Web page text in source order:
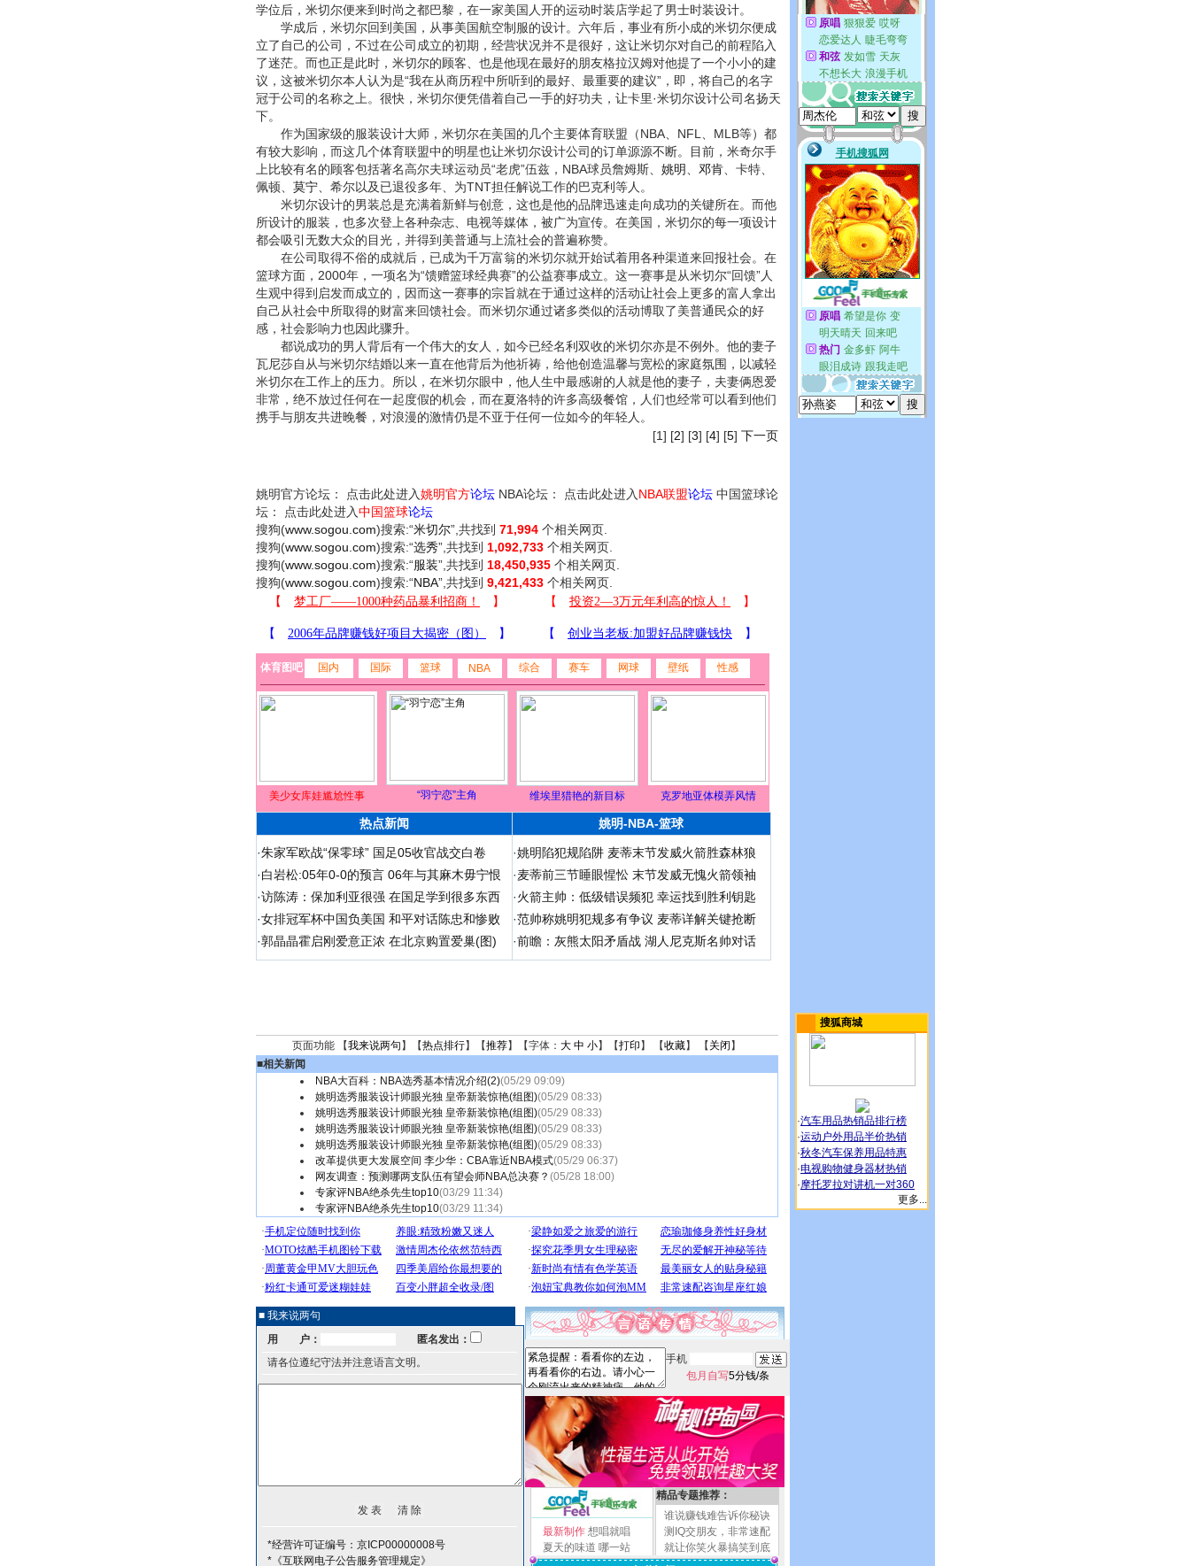
学位后，米切尔便来到时尚之都巴黎，在一家美国人开的运动时装店学起了男士时装设计。
学成后，米切尔回到美国，从事美国航空制服的设计。六年后，事业有所小成的米切尔便成
立了自己的公司，不过在公司成立的初期，经营状况并不是很好，这让米切尔对自己的前程陷入
了迷茫。而也正是此时，米切尔的顾客、也是他现在最好的朋友格拉汉姆对他提了一个小小的建
议，这被米切尔本人认为是“我在从商历程中所听到的最好、最重要的建议”，即，将自己的名字
冠于公司的名称之上。很快，米切尔便凭借着自己一手的好功夫，让卡里·米切尔设计公司名扬天
下。
作为国家级的服装设计大师，米切尔在美国的几个主要体育联盟（NBA、NFL、MLB等）都
有较大影响，而这几个体育联盟中的明星也让米切尔设计公司的订单源源不断。目前，米奇尔手
上比较有名的顾客包括著名高尔夫球运动员“老虎”伍兹，NBA球员詹姆斯、 姚明 邓肯、卡特、
佩顿、 莫宁、希尔以及已退役多年、为TNT担任解说工作的巴克利等人。
米切尔设计的男装总是充满着新鲜与创意，这也是他的品牌迅速走向成功的关键所在。而他
所设计的服装，也多次登上各种杂志、电视等媒体，被广为宣传。在美国，米切尔的每一项设计
都会吸引无数大众的目光，并得到美普通与上流社会的普遍称赞。
在公司取得不俗的成就后，已成为千万富翁的米切尔就开始试着用各种渠道来回报社会。在
篮球方面，2000年，一项名为“馈赠篮球经典赛”的公益赛事成立。这一赛事是从米切尔“回馈”人
生观中得到启发而成立的，因而这一赛事的宗旨就在于通过这样的活动让社会上更多的富人拿出
自己从社会中所取得的财富来回馈社会。而米切尔通过诸多类似的活动博取了美普通民众的好
感，社会影响力也因此骤升。
都说成功的男人背后有一个伟大的女人，如今已经名利双收的米切尔亦是不例外。他的妻子
瓦尼莎自从与米切尔结婚以来一直在他背后为他祈祷，给他创造温馨与宽松的家庭氛围，以减轻
米切尔在工作上的压力。所以，在米切尔眼中，他人生中最感谢的人就是他的妻子，夫妻俩恩爱
非常，绝不放过任何在一起度假的机会，而在夏洛特的许多高级餐馆，人们也经常可以看到他们
携手与朋友共进晚餐，对浪漫的激情仍是不亚于任何一位如今的年轻人。
[1] [2] [3] [4] [5] 下一页
姚明官方论坛： 点击此处进入姚明官方论坛NBA论坛： 点击此处进入 NBA联盟论坛中国篮球论
坛： 点击此处进入中国篮球论坛
搜狗(www.sogou.com)搜索:“米切尔”,共找到 71,994 个相关网页.
搜狗(www.sogou.com)搜索:“选秀”,共找到 1,092,733 个相关网页.
搜狗(www.sogou.com)搜索:“服装”,共找到 18,450,935 个相关网页.
搜狗(www.sogou.com)搜索:“NBA”,共找到 9,421,433 个相关网页.
体育图吧 国内 国际 篮球 NBA 综合 赛车 网球 壁纸 性感
美少女库娃尴尬性事 “羽宁恋”主角 维埃里猎艳的新目标 克罗地亚体模弄风情
热点新闻 姚明-NBA-篮球
·朱家军欧战“保零球” 国足05收官战交白卷
·白岩松:05年0-0的预言 06年与其麻木毋宁恨
·访陈涛：保加利亚很强 在国足学到很多东西
·女排冠军杯中国负美国 和平对话陈忠和惨败
·郭晶晶霍启刚爱意正浓 在北京购置爱巢(图)
·姚明陷犯规陷阱 麦蒂末节发威火箭胜森林狼
·麦蒂前三节睡眼惺忪 末节发威无愧火箭领袖
·火箭主帅：低级错误频犯 幸运找到胜利钥匙
·范帅称姚明犯规多有争议 麦蒂详解关键抢断
·前瞻：灰熊太阳矛盾战 湖人尼克斯名帅对话
页面功能 【我来说两句 】【热点排行】【推荐】【字体： 大 中 小】【打印 】 【收藏】 【 关闭 】
■相关新闻
NBA大百科：NBA选秀基本情况介绍(2)(05/29 09:09)
姚明选秀服装设计师眼光独 皇帝新装惊艳(组图)(05/29 08:33)
姚明选秀服装设计师眼光独 皇帝新装惊艳(组图)(05/29 08:33)
姚明选秀服装设计师眼光独 皇帝新装惊艳(组图)(05/29 08:33)
姚明选秀服装设计师眼光独 皇帝新装惊艳(组图)(05/29 08:33)
改革提供更大发展空间 李少华：CBA靠近NBA模式(05/29 06:37)
网友调查：预测哪两支队伍有望会师NBA总决赛？ (05/28 18:00)
专家评NBA绝杀先生top10(03/29 11:34)
专家评NBA绝杀先生top10(03/29 11:34)
■ 我来说两句
用 户：
匿名发出：
请各位遵纪守法并注意语言文明。
*经营许可证编号：京ICP00000008号
*《互联网电子公告服务管理规定》
手机
包月自写5分钱/条
最新制作 想唱就唱
夏天的味道 哪一站
精品专题推荐：
谁说赚钱难告诉你秘诀
测IQ交朋友，非常速配
就让你笑火暴搞笑到底
搜狐商城
·汽车用品热销品排行榜
·运动户外用品半价热销
·秋冬汽车保养用品特惠
·电视购物健身器材热销
·摩托罗拉对讲机一对360
更多...